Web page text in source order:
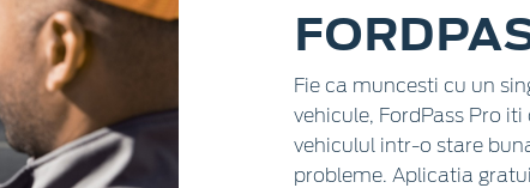
Fie ca muncesti cu un
vehicule, FordPass Pro
vehiculul intr-o stare
probleme. Aplicatia